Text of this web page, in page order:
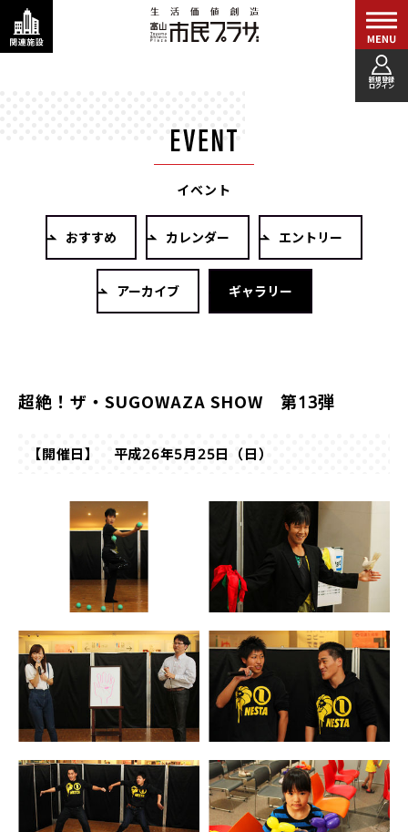
新規登録
ログイン
イベント
おすすめ カレンダー エントリー
アーカイブ ギャラリー
超絶！ザ・SUGOWAZA SHOW 第13弾
【開催日】 平成26年5月25日（日）